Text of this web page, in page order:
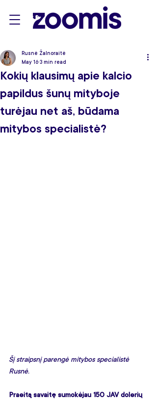
Kokių klausimų apie kalcio
papildus šunų mityboje
turėjau net aš, būdama
mitybos specialistė?
Rusnė Žalnoraitė
May 16 3 min read
Šį straipsnį parengė mitybos specialistė
Rusnė.
Praeitą savaitę sumokėjau 150 JAV dolerių